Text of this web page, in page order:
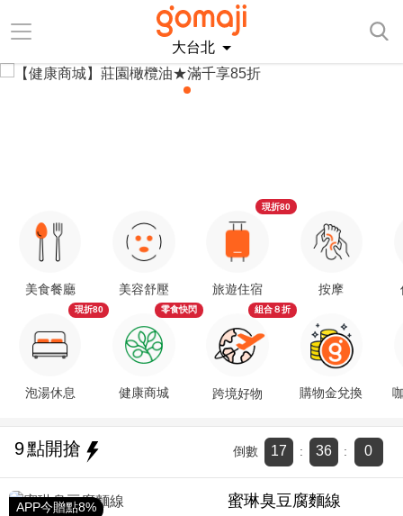
大台北
美食餐廳
泡湯休息
現折80
美容舒壓
健康商城
零食快閃
旅遊住宿
現折80
跨境好物
組合８折
按摩
購物金兌換
9點開搶 倒數 17 : 36 : 0
APP今贈點8% 蜜琳臭豆腐麵線